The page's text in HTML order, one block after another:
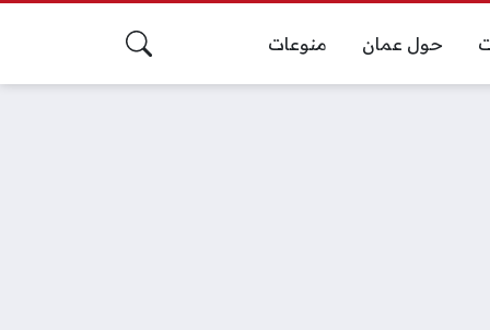
حول عمان منوعات